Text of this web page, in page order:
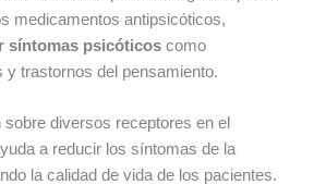
medicamentos antipsicóticos,
síntomas psicóticos como
y trastornos del pensamiento.
diversos receptores en el
a reducir los síntomas de la
la calidad de vida de los pacientes.